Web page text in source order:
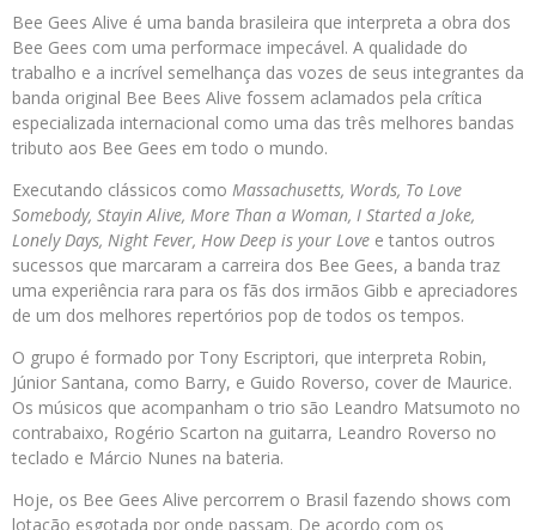
Bee Gees Alive é uma banda brasileira que interpreta a obra dos
Bee Gees com uma performace impecável. A qualidade do
trabalho e a incrível semelhança das vozes de seus integrantes da
banda original Bee Bees Alive fossem aclamados pela crítica
especializada internacional como uma das três melhores bandas
tributo aos Bee Gees em todo o mundo.
Executando clássicos como Massachusetts, Words, To Love
Somebody, Stayin Alive, More Than a Woman, I Started a Joke,
Lonely Days, Night Fever, How Deep is your Love e tantos outros
sucessos que marcaram a carreira dos Bee Gees, a banda traz
uma experiência rara para os fãs dos irmãos Gibb e apreciadores
de um dos melhores repertórios pop de todos os tempos.
O grupo é formado por Tony Escriptori, que interpreta Robin,
Júnior Santana, como Barry, e Guido Roverso, cover de Maurice.
Os músicos que acompanham o trio são Leandro Matsumoto no
contrabaixo, Rogério Scarton na guitarra, Leandro Roverso no
teclado e Márcio Nunes na bateria.
Hoje, os Bee Gees Alive percorrem o Brasil fazendo shows com
lotação esgotada por onde passam. De acordo com os